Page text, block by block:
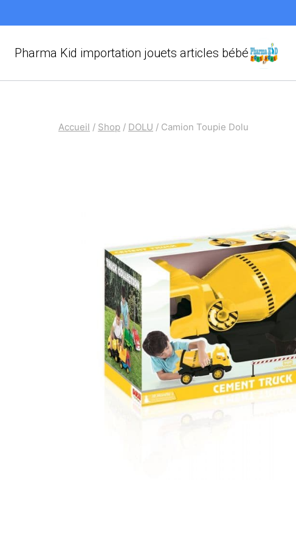
au
contenu
Pharma Kid importation jouets articles bébé
Accueil / Shop / DOLU / Camion Toupie Dolu